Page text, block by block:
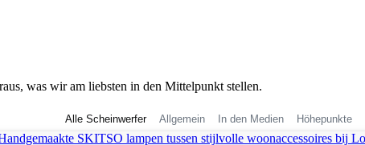
was wir am liebsten in den Mittelpunkt stellen.
Allgemein In den Medien Höhepunkte
Alle Scheinwerfer